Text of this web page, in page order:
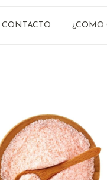
CONTACTO ¿COMO